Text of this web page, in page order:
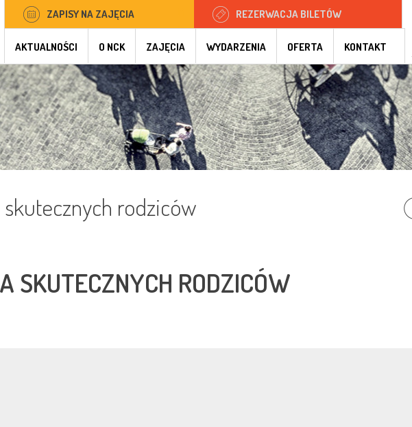
ZAPISY NA ZAJĘCIA REZERWACJA BILETÓW
AKTUALNOŚCI O NCK ZAJĘCIA WYDARZENIA OFERTA KONTAKT
rodziców
SKUTECZNYCH RODZICÓW